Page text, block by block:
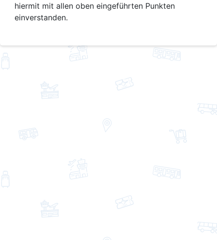
hiermit mit allen oben eingeführten Punkten
einverstanden.